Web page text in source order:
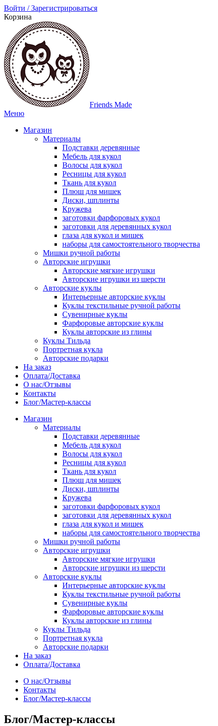
Войти / Зарегистрироваться
Корзина
Friends Made
Меню
Магазин
Материалы
Подставки деревянные
Мебель для кукол
Волосы для кукол
Ресницы для кукол
Ткань для кукол
Плюш для мишек
Диски, шплинты
Кружева
заготовки фарфоровых кукол
заготовки для деревянных кукол
глаза для кукол и мишек
наборы для самостоятельного творчества
Мишки ручной работы
Авторские игрушки
Авторские мягкие игрушки
Авторские игрушки из шерсти
Авторские куклы
Интерьерные авторские куклы
Куклы текстильные ручной работы
Сувенирные куклы
Фарфоровые авторские куклы
Куклы авторские из глины
Куклы Тильда
Портретная кукла
Авторские подарки
На заказ
Оплата/Доставка
О нас/Отзывы
Контакты
Блог/Мастер-классы
Магазин
Материалы
Подставки деревянные
Мебель для кукол
Волосы для кукол
Ресницы для кукол
Ткань для кукол
Плюш для мишек
Диски, шплинты
Кружева
заготовки фарфоровых кукол
заготовки для деревянных кукол
глаза для кукол и мишек
наборы для самостоятельного творчества
Мишки ручной работы
Авторские игрушки
Авторские мягкие игрушки
Авторские игрушки из шерсти
Авторские куклы
Интерьерные авторские куклы
Куклы текстильные ручной работы
Сувенирные куклы
Фарфоровые авторские куклы
Куклы авторские из глины
Куклы Тильда
Портретная кукла
Авторские подарки
На заказ
Оплата/Доставка
О нас/Отзывы
Контакты
Блог/Мастер-классы
Блог/Мастер-классы